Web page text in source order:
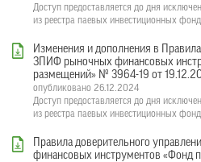
Доступ предоставляется до дня
из реестра паевых инвестиционных
Изменения и дополнения в
ЗПИФ рыночных финансовых
размещений» № 3964-19 от
опубликовано 26.12.2024
Доступ предоставляется до дня
из реестра паевых инвестиционных
Правила доверительного
финансовых инструментов «Фонд